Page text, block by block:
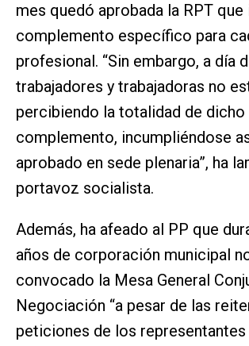
mes quedó aprobada la RPT que
complemento específico para
profesional. “Sin embargo, a día
trabajadores y trabajadoras no
percibiendo la totalidad de dicho
complemento, incumpliéndose
aprobado en sede plenaria”, ha
portavoz socialista.
Además, ha afeado al PP que
años de corporación municipal
convocado la Mesa General
Negociación “a pesar de las
peticiones de los representantes